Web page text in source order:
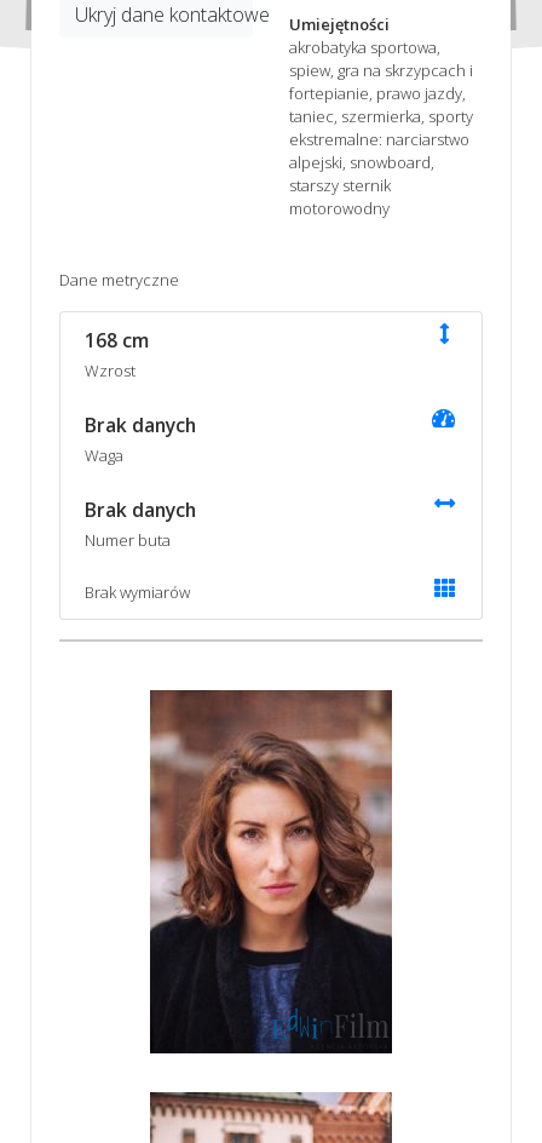
Ukryj dane kontaktowe
Umiejętności
akrobatyka sportowa,
spiew, gra na skrzypcach i
fortepianie, prawo jazdy,
taniec, szermierka, sporty
ekstremalne: narciarstwo
alpejski, snowboard,
starszy sternik
motorowodny
Dane metryczne
168 cm
Wzrost
Brak danych
Waga
Brak danych
Numer buta
Brak wymiarów